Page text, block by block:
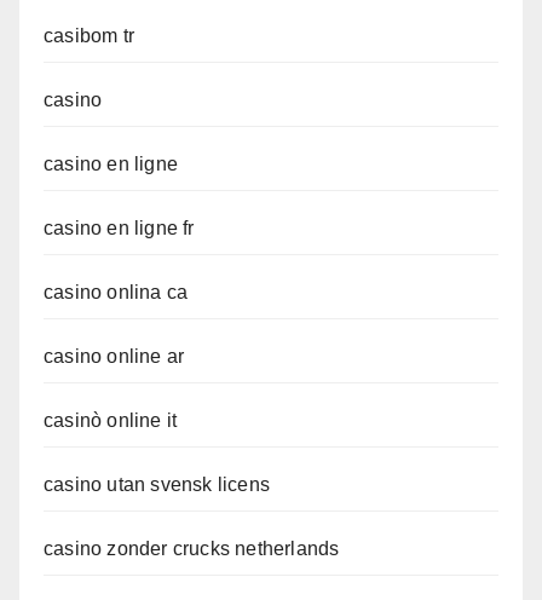
casibom tr
casino
casino en ligne
casino en ligne fr
casino onlina ca
casino online ar
casinò online it
casino utan svensk licens
casino zonder crucks netherlands